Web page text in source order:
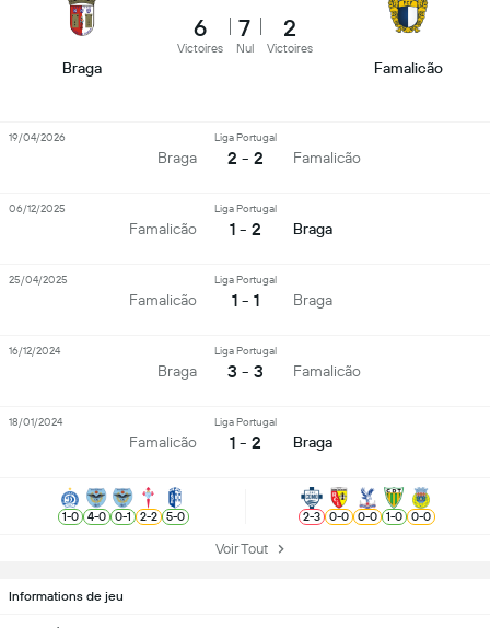
Informations de jeu
Braga
6
Victoires
7
Nul
2
Victoires
Famalicão
Braga
Liga Portugal
2 - 2 Famalicão
19/04/2026
Famalicão
Liga Portugal
1 - 2 Braga
06/12/2025
Famalicão
Liga Portugal
1 - 1 Braga
25/04/2025
Braga
Liga Portugal
3 - 3 Famalicão
16/12/2024
Famalicão
Liga Portugal
1 - 2 Braga
18/01/2024
1-0 4-0 0-1 2-2 5-0 2-3 0-0 0-0 1-0 0-0
Voir Tout